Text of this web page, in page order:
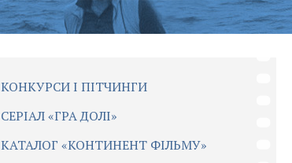
КОНКУРСИ І ПІТЧИНГИ
CЕРІАЛ «ГРА ДОЛІ»
КАТАЛОГ «КОНТИНЕНТ ФІЛЬМУ»